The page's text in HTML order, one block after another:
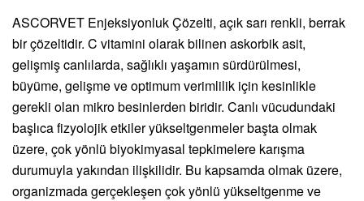
ASCORVET Enjeksiyonluk Çözelti, açık sarı renkli, berrak
bir çözeltidir. C vitamini olarak bilinen askorbik asit,
gelişmiş canlılarda, sağlıklı yaşamın sürdürülmesi,
büyüme, gelişme ve optimum verimlilik için kesinlikle
gerekli olan mikro besinlerden biridir. Canlı vücudundaki
başlıca fizyolojik etkiler yükseltgenmeler başta olmak
üzere, çok yönlü biyokimyasal tepkimelere karışma
durumuyla yakından ilişkilidir. Bu kapsamda olmak üzere,
organizmada gerçekleşen çok yönlü yükseltgenme ve